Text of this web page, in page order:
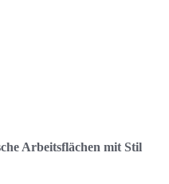
Arbeitsflächen mit Stil